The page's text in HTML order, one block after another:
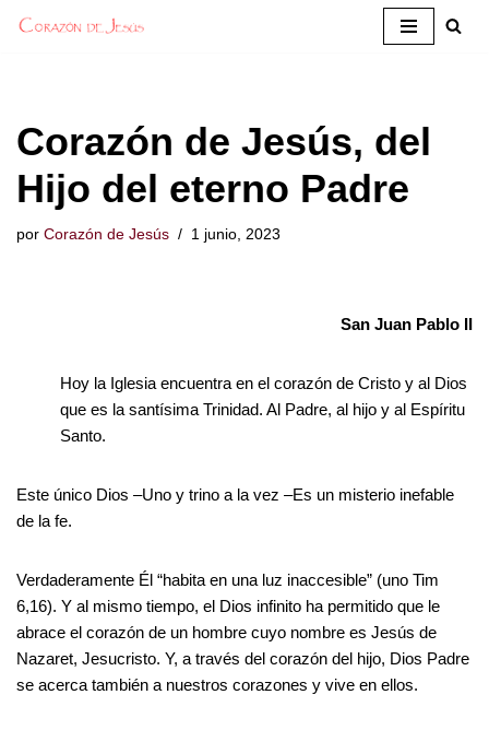
Corazón de Jesús, del
Hijo del eterno Padre
por Corazón de Jesús 1 junio, 2023
San Juan Pablo II
Hoy la Iglesia encuentra en el corazón de Cristo y al Dios
que es la santísima Trinidad. Al Padre, al hijo y al Espíritu
Santo.
Este único Dios –Uno y trino a la vez –Es un misterio inefable
de la fe.
Verdaderamente Él “habita en una luz inaccesible” (uno Tim
6,16). Y al mismo tiempo, el Dios infinito ha permitido que le
abrace el corazón de un hombre cuyo nombre es Jesús de
Nazaret, Jesucristo. Y, a través del corazón del hijo, Dios Padre
se acerca también a nuestros corazones y vive en ellos.